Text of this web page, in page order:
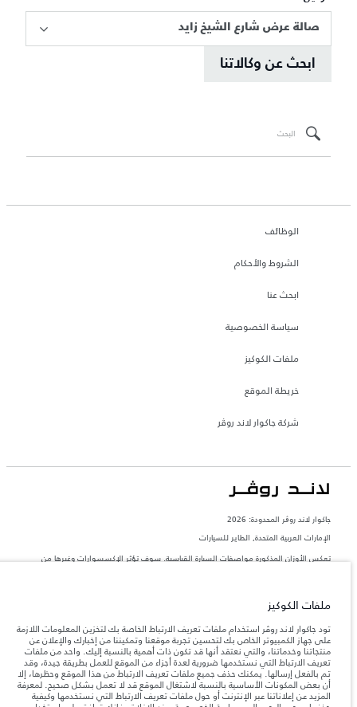
صالة عرض شارع الشيخ زايد
ابحث عن وكالاتنا
الوظائف
الشروط والأحكام
ابحث عنا
سياسة الخصوصية
ملفات الكوكيز
خريطة الموقع
شركة جاكوار لاند روڤر
جاكوار لاند روڨر المحدودة: 2026
الإمارات العربية المتحدة, الطاير للسيارات
تعكس الأوزان المذكورة مواصفات السيارة القياسية. سوف تؤثر الإكسسوارات وغيرها من
المعلومات والمواصفات والأسعار والألوان المذكورة على هذا الموقع قد تختلف من بلد إلى
آخر، كما أنّها قد تتغير بدون إشعار مسبق. الرجاء التواصل مع وكيلنا المحلي للتأكد من توفّرها
والتحقق من الأسعار.
ملاحظة مهمة حول الصور والمواصفات.إن النقص العالمي في أشباه الموصلات يؤثر حاليًا
في مواصفات تصميم السيارات وتوفر الخيارات وتوقيتات التصاميم. هذا ظرف ديناميكي
للغاية، ونتيجة لذلك، قد لا تمثّل الصور المستخدَمة ضمن موقع الويب حاليًا المواصفات الحالية
بالكامل بالنسبة إلى الميزات والخيارات والحلية ومجموعات الألوان. يرجى استشارة وكيلك الذي
ملفات الكوكيز
تود جاكوار لاند روڤر استخدام ملفات تعريف الارتباط الخاصة بك لتخزين المعلومات اللازمة
على جهاز الكمبيوتر الخاص بك لتحسين تجربة موقعنا وتمكيننا من إخبارك والإعلان عن
منتجاتنا وخدماتنا، والتي نعتقد أنها قد تكون ذات أهمية بالنسبة إليك. واحد من ملفات
تعريف الارتباط التي نستخدمها ضرورية لعدة أجزاء من الموقع للعمل بطريقة جيدة، وقد
تم بالفعل إرسالها. يمكنك حذف جميع ملفات تعريف الارتباط من هذا الموقع وحظرها، إلا
أن بعض المكونات الأساسية بالنسبة لاشتغال الموقع قد لا تعمل بشكل صحيح. لمعرفة
المزيد عن إعلاناتنا عبر الإنترنت أو حول ملفات تعريف الارتباط التي نستخدمها وكيفية